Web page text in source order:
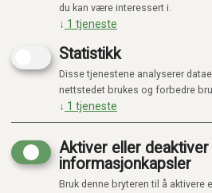
du kan være interessert i.
↓ 1 tjeneste
Statistikk
Disse tjenestene analyserer
nettstedet brukes og forbedre
↓ 1 tjeneste
Aktiver eller
informasjonkapsler
Bruk denne bryteren til å aktivere